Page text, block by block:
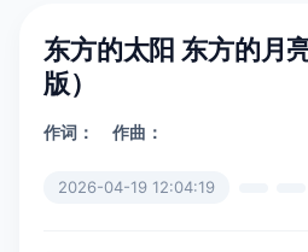
东方的太阳 东方的月
版）
作词： 作曲：
2026-04-19 12:04:19